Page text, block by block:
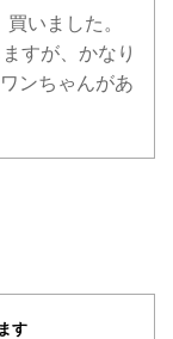
いました。
すが、かなり
ンちゃんがあ
す